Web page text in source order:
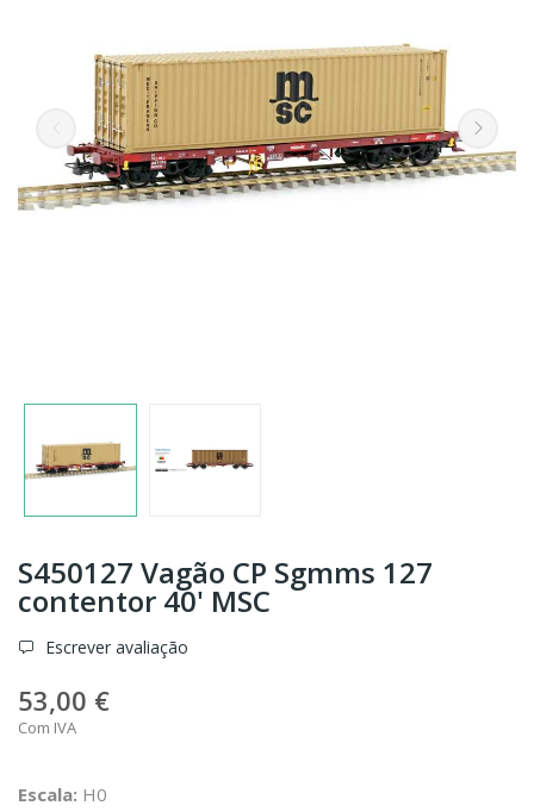
S450127 Vagão CP Sgmms 127
contentor 40' MSC
Escrever avaliação
53,00 €
Com IVA
Escala: H0